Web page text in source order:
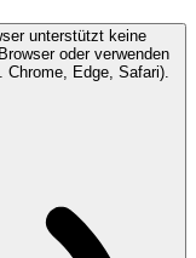
unterstützt keine
oder verwenden
Edge, Safari).